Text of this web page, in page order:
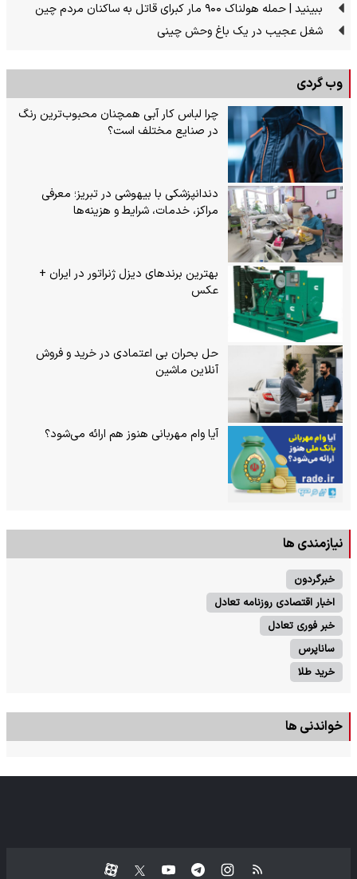
ببینید | حمله هولناک ۹۰۰ مار کبرای قاتل به ساکنان مردم چین
شغل عجیب در یک باغ وحش چینی
وب گردی
چرا لباس کار آبی همچنان محبوب‌ترین رنگ
در صنایع مختلف است؟
دندانپزشکی با بیهوشی در تبریز؛ معرفی
مراکز، خدمات، شرایط و هزینه‌ها
بهترین برندهای دیزل ژنراتور در ایران +
عکس
حل بحران بی‌ اعتمادی در خرید و فروش
آنلاین ماشین
آیا وام مهربانی هنوز هم ارائه می‌شود؟
نیازمندی ها
خبرگردون
اخبار اقتصادی روزنامه تعادل
خبر فوری تعادل
ساناپرس
خرید طلا
خواندنی ها